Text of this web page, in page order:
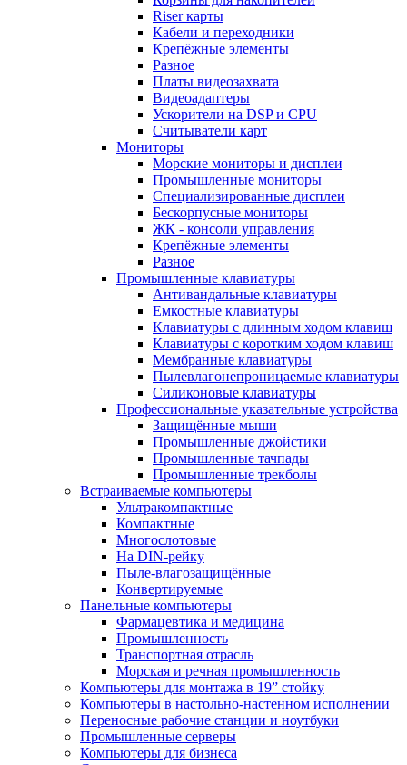
Riser карты
Кабели и переходники
Крепёжные элементы
Разное
Платы видеозахвата
Видеоадаптеры
Ускорители на DSP и CPU
Считыватели карт
Мониторы
Морские мониторы и дисплеи
Промышленные мониторы
Специализированные дисплеи
Бескорпусные мониторы
ЖК - консоли управления
Крепёжные элементы
Разное
Промышленные клавиатуры
Антивандальные клавиатуры
Емкостные клавиатуры
Клавиатуры с длинным ходом клавиш
Клавиатуры с коротким ходом клавиш
Мембранные клавиатуры
Пылевлагонепроницаемые клавиатуры
Силиконовые клавиатуры
Профессиональные указательные устройства
Защищённые мыши
Промышленные джойстики
Промышленные тачпады
Промышленные трекболы
Встраиваемые компьютеры
Ультракомпактные
Компактные
Многослотовые
На DIN-рейку
Пыле-влагозащищённые
Конвертируемые
Панельные компьютеры
Фармацевтика и медицина
Промышленность
Транспортная отрасль
Морская и речная промышленность
Компьютеры для монтажа в 19” стойку
Компьютеры в настольно-настенном исполнении
Переносные рабочие станции и ноутбуки
Промышленные серверы
Компьютеры для бизнеса